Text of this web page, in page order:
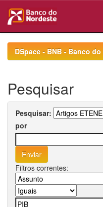
navigationDSpace - BNB - Banco
Pesquisar
Pesquisar:
por
Filtros correntes: